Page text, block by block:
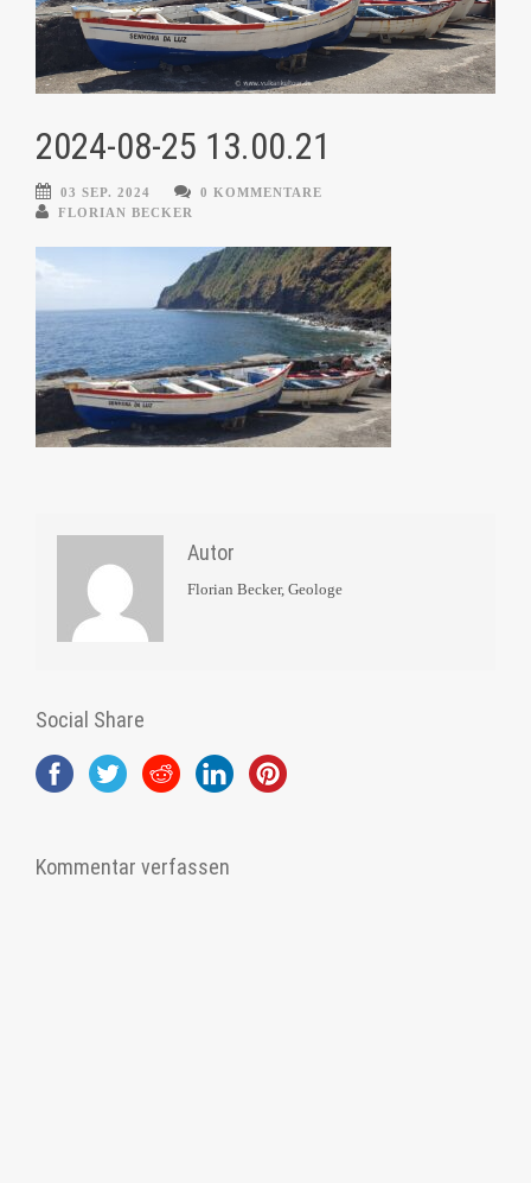
2024-08-25 13.00.21
03 SEP. 2024
0 KOMMENTARE
FLORIAN BECKER
Autor
Florian Becker, Geologe
Social Share
Kommentar verfassen